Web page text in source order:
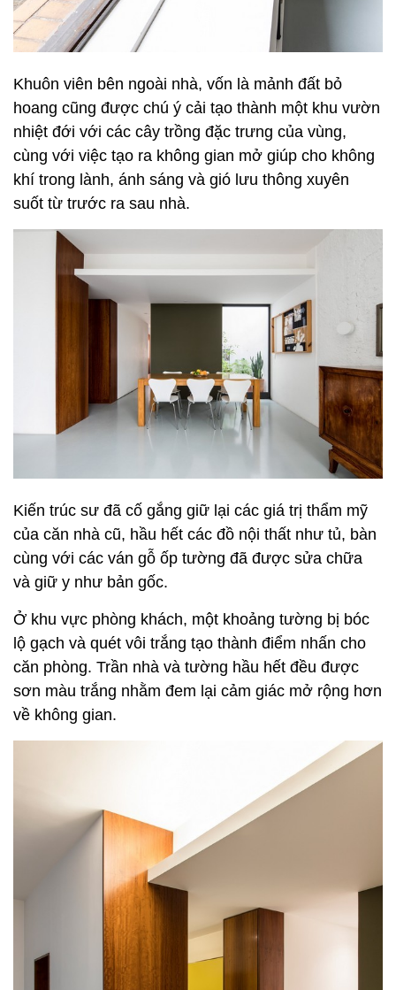
Khuôn viên bên ngoài nhà, vốn là mảnh đất bỏ
hoang cũng được chú ý cải tạo thành một khu vườn
nhiệt đới với các cây trồng đặc trưng của vùng,
cùng với việc tạo ra không gian mở giúp cho không
khí trong lành, ánh sáng và gió lưu thông xuyên
suốt từ trước ra sau nhà.
Kiến trúc sư đã cố gắng giữ lại các giá trị thẩm mỹ
của căn nhà cũ, hầu hết các đồ nội thất như tủ, bàn
cùng với các ván gỗ ốp tường đã được sửa chữa
và giữ y như bản gốc.
Ở khu vực phòng khách, một khoảng tường bị bóc
lộ gạch và quét vôi trắng tạo thành điểm nhấn cho
căn phòng. Trần nhà và tường hầu hết đều được
sơn màu trắng nhằm đem lại cảm giác mở rộng hơn
về không gian.